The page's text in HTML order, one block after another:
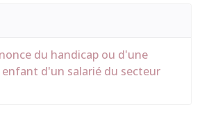
du handicap ou d'une
d'un salarié du secteur